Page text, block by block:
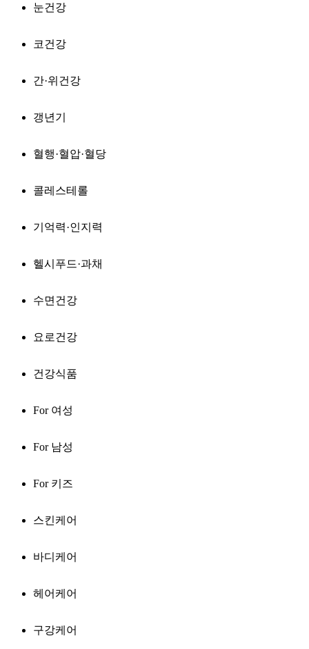
눈건강
코건강
간·위건강
갱년기
혈행·혈압·혈당
콜레스테롤
기억력·인지력
헬시푸드·과채
수면건강
요로건강
건강식품
For 여성
For 남성
For 키즈
스킨케어
바디케어
헤어케어
구강케어